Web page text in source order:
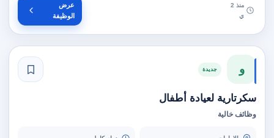
منذ 2
ي
عرض
الوظيفة
و جديدة
سكرتارية لعيادة أطفال
وظائف خالية